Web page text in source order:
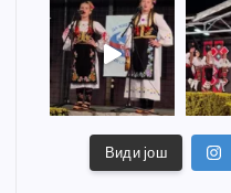
Види још